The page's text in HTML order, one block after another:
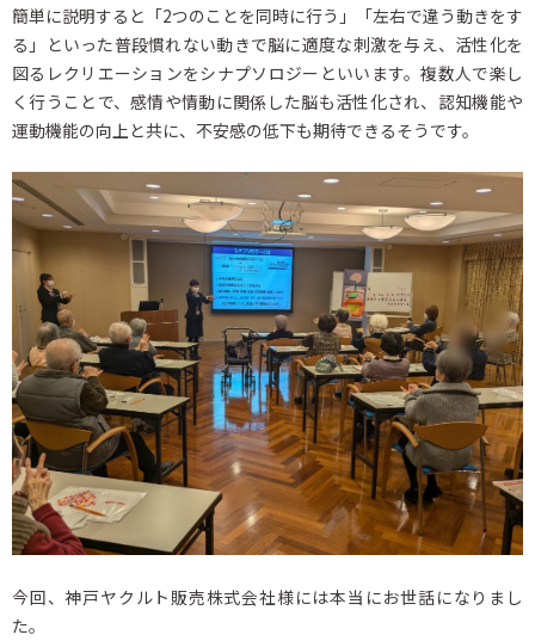
簡単に説明すると「2つのことを同時に行う」「左右で違う動きをす
る」といった普段慣れない動きで脳に適度な刺激を与え、活性化を
図るレクリエーションをシナプソロジーといいます。複数人で楽し
く行うことで、感情や情動に関係した脳も活性化され、認知機能や
運動機能の向上と共に、不安感の低下も期待できるそうです。
今回、神戸ヤクルト販売株式会社様には本当にお世話になりまし
た。